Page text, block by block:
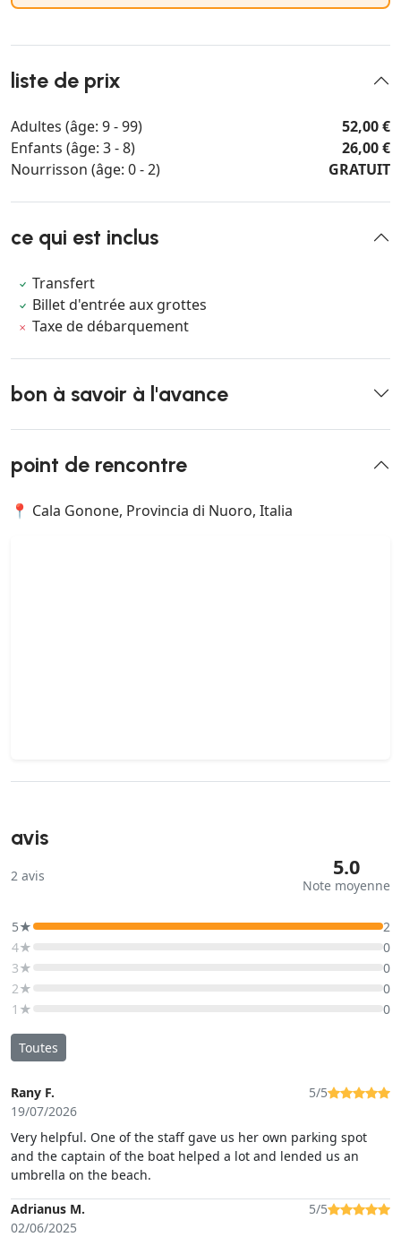
liste de prix
Adultes (âge: 9 - 99)
52,00 €
Enfants (âge: 3 - 8)
26,00 €
Nourrisson (âge: 0 - 2)
GRATUIT
ce qui est inclus
Transfert
Billet d'entrée aux grottes
Taxe de débarquement
bon à savoir à l'avance
point de rencontre
📍 Cala Gonone, Provincia di Nuoro, Italia
avis
2 avis 5.0
Note moyenne
5★
2
4★
0
3★
0
2★
0
1★
0
Toutes
Rany F.
19/07/2026
5/5
Very helpful. One of the staff gave us her own parking spot
and the captain of the boat helped a lot and lended us an
umbrella on the beach.
Adrianus M.
02/06/2025
5/5